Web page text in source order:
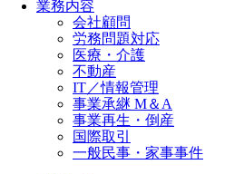
業務内容
会社顧問
労務問題対応
医療・介護
不動産
IT／情報管理
事業承継 M＆A
事業再生・倒産
国際取引
一般民事・家事事件